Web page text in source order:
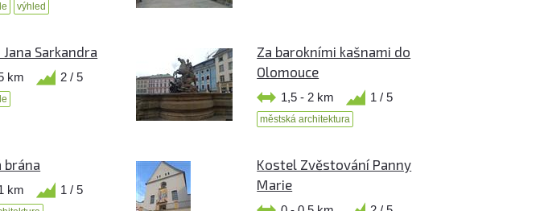
výhled
Jana Sarkandra
km 2 / 5
Za barokními kašnami do
Olomouce
1,5 - 2 km 1 / 5
městská architektura
brána
km 1 / 5
Kostel Zvěstování Panny
Marie